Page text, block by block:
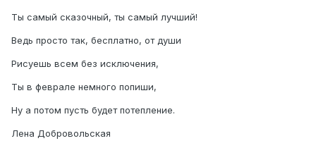
Ты самый сказочный, ты самый лучший!
Ведь просто так, бесплатно, от души
Рисуешь всем без исключения,
Ты в феврале немного попиши,
Ну а потом пусть будет потепление.
Лена Добровольская